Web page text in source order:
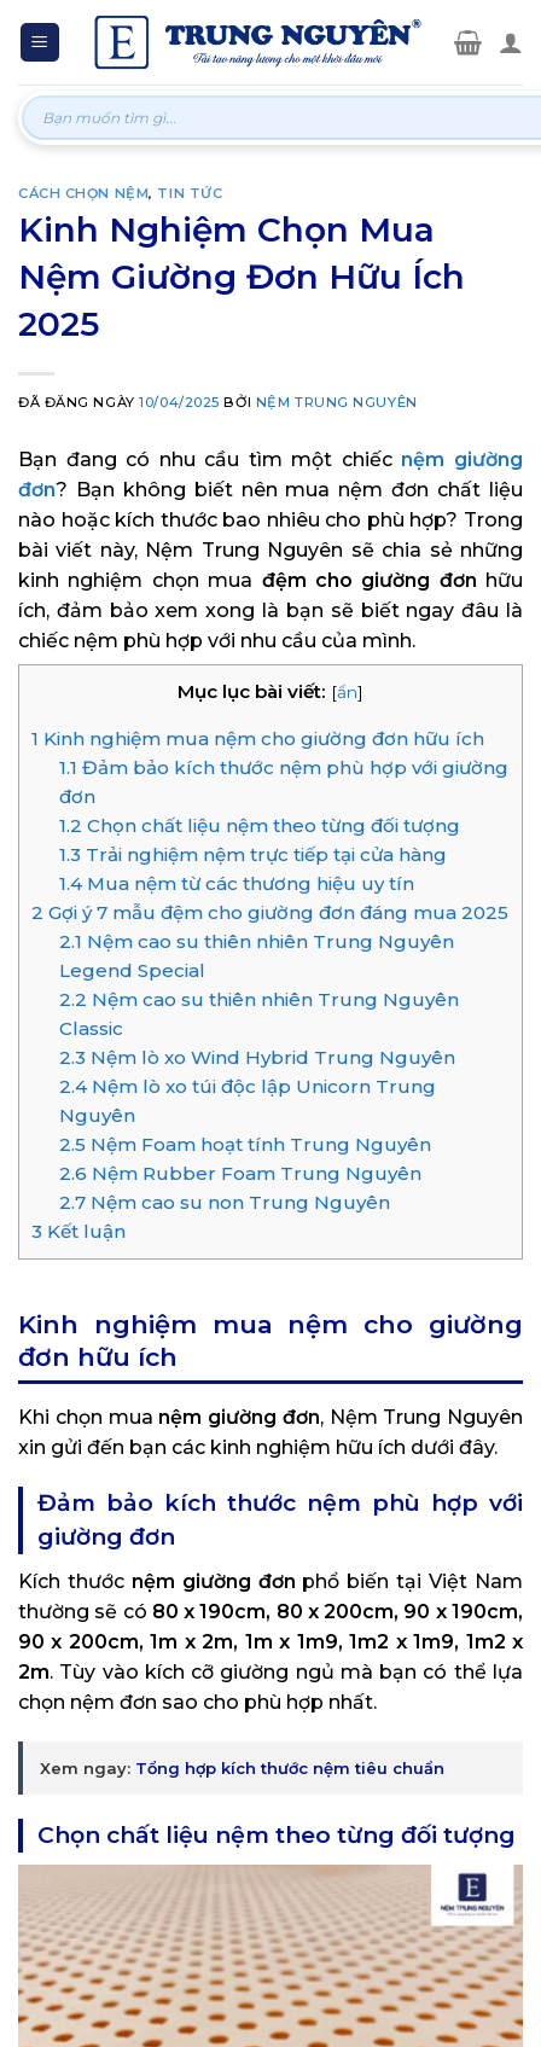
Tìm
kiếm:
CÁCH CHỌN NỆM, TIN TỨC
Kinh Nghiệm Chọn Mua
Nệm Giường Đơn Hữu Ích
2025
ĐÃ ĐĂNG NGÀY10/04/2025 BỞI NỆM TRUNG NGUYÊN
Bạn đang có nhu cầu tìm một chiếc nệm giường
đơn? Bạn không biết nên mua nệm đơn chất liệu
nào hoặc kích thước bao nhiêu cho phù hợp? Trong
bài viết này, Nệm Trung Nguyên sẽ chia sẻ những
kinh nghiệm chọn mua đệm cho giường đơn hữu
ích, đảm bảo xem xong là bạn sẽ biết ngay đâu là
chiếc nệm phù hợp với nhu cầu của mình.
Mục lục bài viết: [ẩn]
1 Kinh nghiệm mua nệm cho giường đơn hữu ích
1.1 Đảm bảo kích thước nệm phù hợp với giường
đơn
1.2 Chọn chất liệu nệm theo từng đối tượng
1.3 Trải nghiệm nệm trực tiếp tại cửa hàng
1.4Mua nệm từ các thương hiệu uy tín
2 Gợi ý 7 mẫu đệm cho giường đơn đáng mua 2025
2.1 Nệm cao su thiên nhiên Trung Nguyên
Legend Special
2.2 Nệm cao su thiên nhiên Trung Nguyên
Classic
2.3 Nệm lò xo Wind Hybrid Trung Nguyên
2.4Nệm lò xo túi độc lập Unicorn Trung
Nguyên
2.5 Nệm Foam hoạt tính Trung Nguyên
2.6 Nệm Rubber Foam Trung Nguyên
2.7Nệm cao su non Trung Nguyên
3 Kết luận
Kinh nghiệm mua nệm cho giường
đơn hữu ích
Khi chọn mua nệm giường đơn, Nệm Trung Nguyên
xin gửi đến bạn các kinh nghiệm hữu ích dưới đây.
Đảm bảo kích thước nệm phù hợp với
giường đơn
Kích thước nệm giường đơn phổ biến tại Việt Nam
thường sẽ có 80 x 190cm, 80 x 200cm, 90 x 190cm,
90 x 200cm, 1m x 2m, 1m x 1m9, 1m2 x 1m9, 1m2 x
2m. Tùy vào kích cỡ giường ngủ mà bạn có thể lựa
chọn nệm đơn sao cho phù hợp nhất.
Xem ngay: Tổng hợp kích thước nệm tiêu chuẩn
Chọn chất liệu nệm theo từng đối tượng